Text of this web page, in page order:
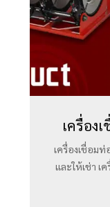
เครื่อง
เครื่องเชื่อมท่
และให้เช่า เ